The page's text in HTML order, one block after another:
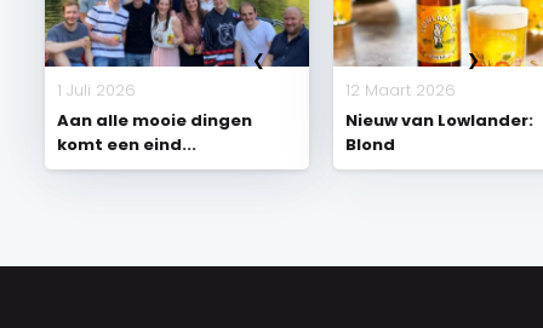
1 Juli 2026
Aan alle mooie dingen
komt een eind...
12 Maart 2026
Nieuw van Lowlander:
Blond